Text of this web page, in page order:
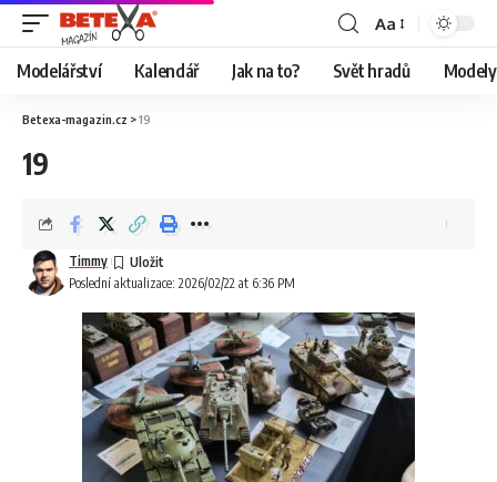
Aa
Modelářství Kalendář Jak na to? Svět hradů
Betexa-magazin.cz >19
19
Poslední aktualizace: 2026/02/22 at 6:36 PM
Timmy